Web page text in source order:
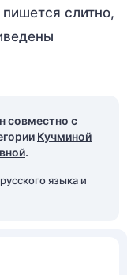
слитно,
совместно с
Кучминой
.
языка и